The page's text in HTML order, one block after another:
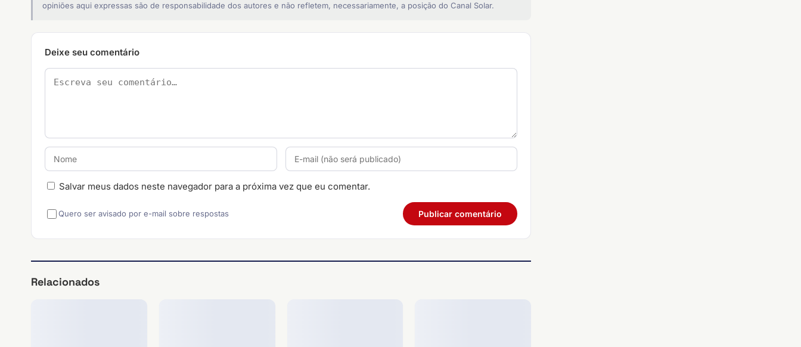
opiniões aqui expressas são de responsabilidade dos autores e não refletem, necessariamente, a posição do Canal Solar.
Deixe seu comentário
Salvar meus dados neste navegador para a próxima vez que eu comentar.
Quero ser avisado por e-mail sobre respostas
Relacionados